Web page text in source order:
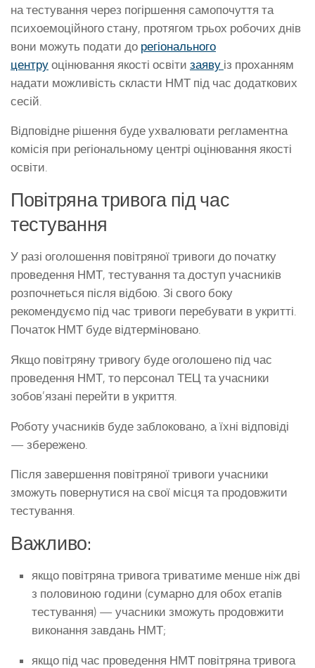
на тестування через погіршення самопочуття та
психоемоційного стану, протягом трьох робочих днів
вони можуть подати до регіонального
центру оцінювання якості освіти заяву із проханням
надати можливість скласти НМТ під час додаткових
сесій.
Відповідне рішення буде ухвалювати регламентна
комісія при регіональному центрі оцінювання якості
освіти.
Повітряна тривога під час
тестування
У разі оголошення повітряної тривоги до початку
проведення НМТ, тестування та доступ учасників
розпочнеться після відбою. Зі свого боку
рекомендуємо під час тривоги перебувати в укритті.
Початок НМТ буде відтерміновано.
Якщо повітряну тривогу буде оголошено під час
проведення НМТ, то персонал ТЕЦ та учасники
зобов’язані перейти в укриття.
Роботу учасників буде заблоковано, а їхні відповіді
— збережено.
Після завершення повітряної тривоги учасники
зможуть повернутися на свої місця та продовжити
тестування.
Важливо:
якщо повітряна тривога триватиме менше ніж дві
з половиною години (сумарно для обох етапів
тестування) — учасники зможуть продовжити
виконання завдань НМТ;
якщо під час проведення НМТ повітряна тривога